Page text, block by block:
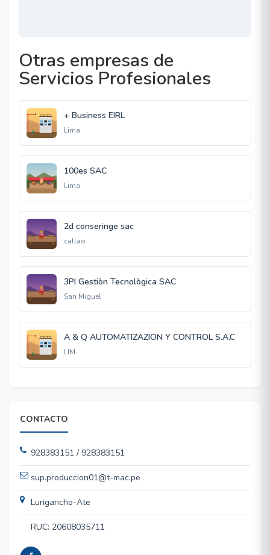
Otras empresas de
Servicios Profesionales
+ Business EIRL
Lima
100es SAC
Lima
2d conseringe sac
callao
3PI Gestiòn Tecnològica SAC
San Miguel
A & Q AUTOMATIZAZION Y CONTROL S.A.C
LIM
CONTACTO
928383151 / 928383151
sup.produccion01@t-mac.pe
Lurigancho-Ate
RUC: 20608035711